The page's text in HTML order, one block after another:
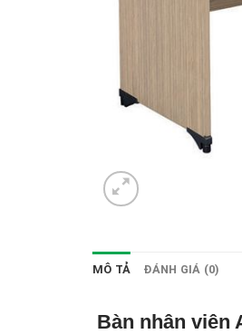
MÔ TẢ ĐÁNH GIÁ (0)
Bàn nhân viên